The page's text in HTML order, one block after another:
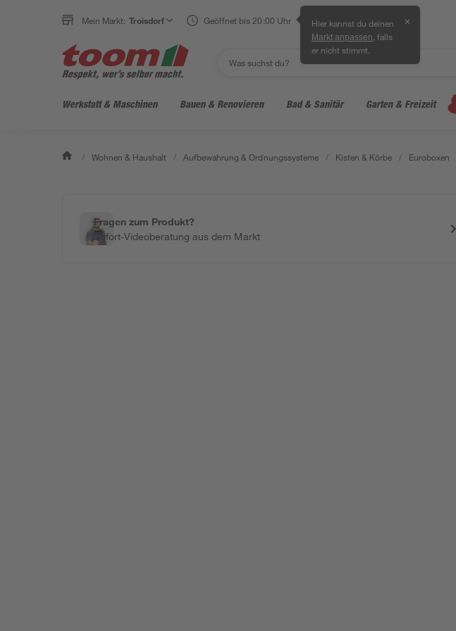
Mein Markt: Troisdorf Geöffnet bis 20:00 Uhr Hier kannst du deinen
Markt anpassen , falls
er nicht stimmt.
✕
Werkstatt & Maschinen Bauen & Renovieren Bad & Sanitär Garten & Freizeit
/ Wohnen & Haushalt / Aufbewahrung & Ordnungssysteme / Kisten & Körbe / Euroboxen
Fragen zum Produkt?
Sofort-Videoberatung aus dem Markt